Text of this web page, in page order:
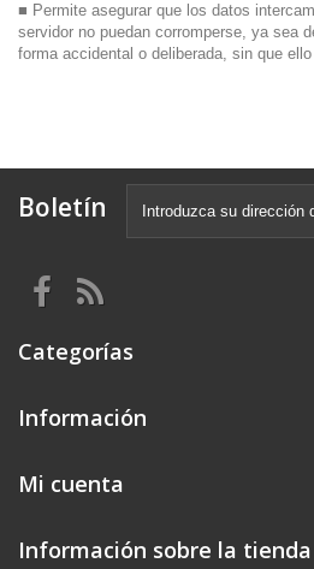
■ Permite asegurar que los datos
servidor no puedan corromperse, ya sea
forma accidental o deliberada, sin que
Boletín
Categorías
Información
Mi cuenta
Información sobre la tienda